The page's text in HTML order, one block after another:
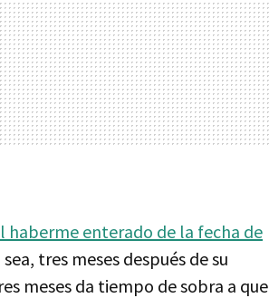
haberme enterado de la fecha de
tres meses después de su
meses da tiempo de sobra a que